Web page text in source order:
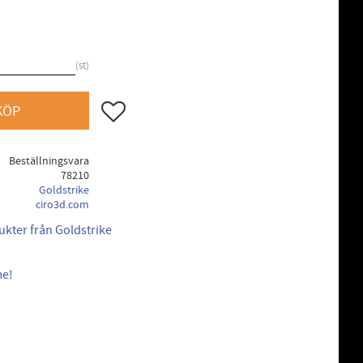
st
Lägg till i favoriter
Beställningsvara
78210
Goldstrike
ciro3d.com
från Goldstrike